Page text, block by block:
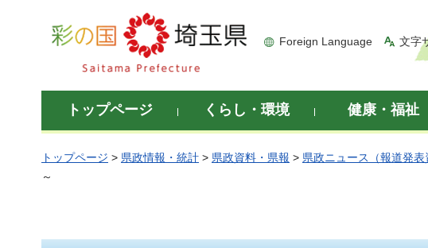
彩の国 埼玉県
Foreign Language 文字
トップページ くらし・環境 健康・福祉
トップページ > 県政情報・統計 > 県政資料・県報 > 県政ニュース（報道発表
～